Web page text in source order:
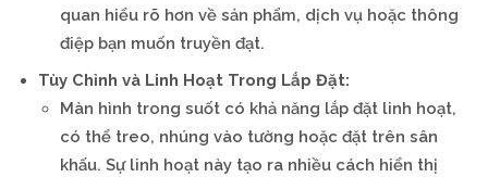
quan hiểu rõ hơn về sản phẩm, dịch vụ hoặc thông
điệp bạn muốn truyền đạt.
Tùy Chỉnh và Linh Hoạt Trong Lắp Đặt:
Màn hình trong suốt có khả năng lắp đặt linh hoạt,
có thể treo, nhúng vào tường hoặc đặt trên sân
khấu. Sự linh hoạt này tạo ra nhiều cách hiển thị